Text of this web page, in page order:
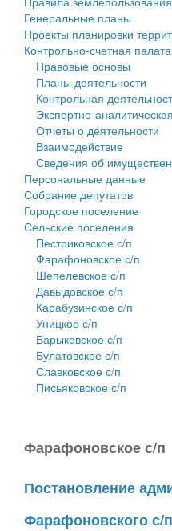
Проекты планировки
Собрание депутатов
Городское поселение
Сельские поселения
Генеральные планы
Проекты планировки
Контрольно-счетная палата
Правовые основы
Планы деятельности
Контрольная
Экспертно-
Отчеты о деятельности
Взаимодействие
Сведения об
Персональные данные
Собрание депутатов
Городское поселение
Сельские поселения
Пестриковское с/п
Фарафоновское с/п
Шепелевское с/п
Давыдовское с/п
Карабузинское с/п
Уницкое с/п
Барыковское с/п
Булатовское с/п
Славковское с/п
Письяковское с/п
Фарафоновское с/п
Постановление
Фарафоновского с/